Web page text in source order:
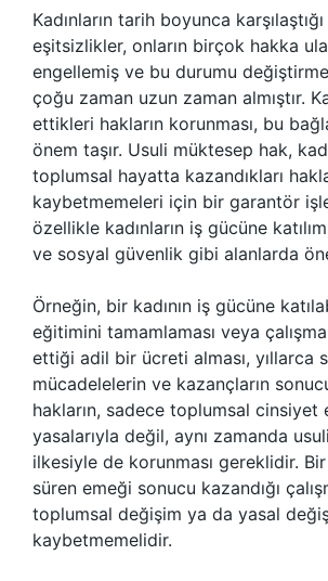
Kadınların tarih boyunca
eşitsizlikler, onların birçok hakka
engellemiş ve bu durumu
çoğu zaman uzun zaman almıştır.
ettikleri hakların korunması, bu
önem taşır. Usuli müktesep hak,
toplumsal hayatta kazandıkları
kaybetmemeleri için bir garantör
özellikle kadınların iş gücüne
ve sosyal güvenlik gibi alanlarda
Örneğin, bir kadının iş gücüne
eğitimini tamamlaması veya
ettiği adil bir ücreti alması, yıllarca
mücadelelerin ve kazançların
hakların, sadece toplumsal cinsiyet
yasalarıyla değil, aynı zamanda
ilkesiyle de korunması gereklidir. Bir
süren emeği sonucu kazandığı
toplumsal değişim ya da yasal
kaybetmemelidir.